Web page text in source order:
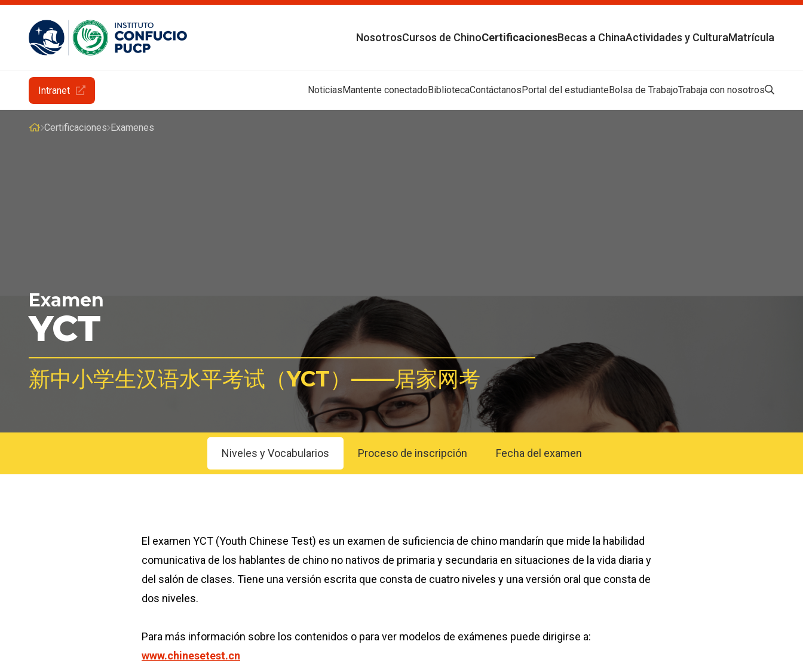
NosotrosCursos de ChinoCertificacionesBecas a ChinaActividades y CulturaMatrícula
Intranet NoticiasMantente conectadoBibliotecaContáctanosPortal del estudianteBolsa de TrabajoTrabaja con nosotros
Buscar Cancelar
Certificaciones Examenes
Examen
YCT
新中小学生汉语水平考试（YCT）——居家网考
Niveles y Vocabularios Proceso de inscripción Fecha del examen
El examen YCT (Youth Chinese Test) es un examen de suficiencia de chino mandarín que mide la habilidad
comunicativa de los hablantes de chino no nativos de primaria y secundaria en situaciones de la vida diaria y
del salón de clases. Tiene una versión escrita que consta de cuatro niveles y una versión oral que consta de
dos niveles.
Para más información sobre los contenidos o para ver modelos de exámenes puede dirigirse a:
www.chinesetest.cn